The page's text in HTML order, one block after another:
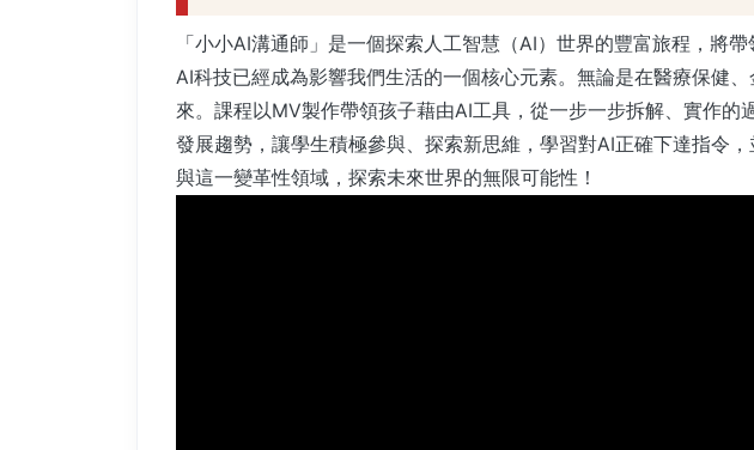
「小小AI溝通師」是一個探索人工智慧（AI）世界的豐富旅程，將
AI科技已經成為影響我們生活的一個核心元素。無論是在醫療保健
來。課程以MV製作帶領孩子藉由AI工具，從一步一步拆解、實作
發展趨勢，讓學生積極參與、探索新思維，學習對AI正確下達指令
與這一變革性領域，探索未來世界的無限可能性！